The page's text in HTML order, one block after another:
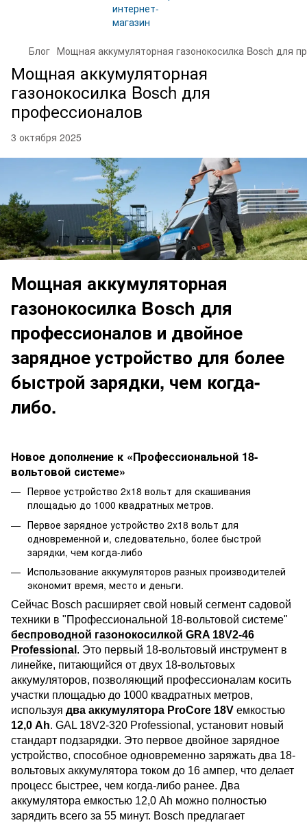
Блог Мощная аккумуляторная газонокосилка Bosch для
Мощная аккумуляторная
газонокосилка Bosch для
профессионалов
3 октября 2025
Мощная аккумуляторная
газонокосилка Bosch для
профессионалов и двойное
зарядное устройство для более
быстрой зарядки, чем когда-
либо.
Новое дополнение к «Профессиональной 18-
вольтовой системе»
Первое устройство 2x18 вольт для скашивания
площадью до 1000 квадратных метров.
Первое зарядное устройство 2x18 вольт для
одновременной и, следовательно, более быстрой
зарядки, чем когда-либо
Использование аккумуляторов разных производителей
экономит время, место и деньги.
Сейчас Bosch расширяет свой новый сегмент садовой
техники в "Профессиональной 18-вольтовой системе"
беспроводной газонокосилкой GRA 18V2-46
Professional . Это первый 18-вольтовый инструмент в
линейке, питающийся от двух 18-вольтовых
аккумуляторов, позволяющий профессионалам косить
участки площадью до 1000 квадратных метров,
используя два аккумулятора ProCore 18V емкостью
12,0 Ah. GAL 18V2-320 Professional, установит новый
стандарт подзарядки. Это первое двойное зарядное
устройство, способное одновременно заряжать два 18-
вольтовых аккумулятора током до 16 ампер, что делает
процесс быстрее, чем когда-либо ранее. Два
аккумулятора емкостью 12,0 Ah можно полностью
зарядить всего за 55 минут. Bosch предлагает